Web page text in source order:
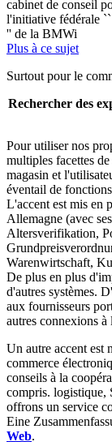
Plus à ce sujet
Surtout pour le
Rechercher des
Pour utiliser nos
multiples facettes
magasin et
éventail de
L'accent est mis en
Allemagne (avec
Altersverifikation,
Warenwirtschaft,
De plus en plus
d'autres systèmes.
aux fournisseurs
autres connexions
Un autre accent est
commerce
conseils à la
compris. logistique,
offrons un service
Eine
Web.